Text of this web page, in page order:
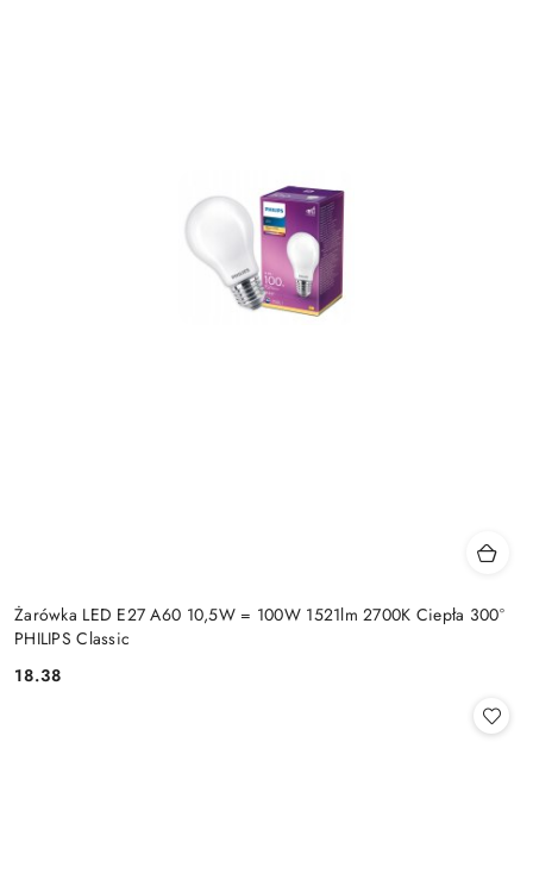
Żarówka LED E27 A60 10,5W = 100W 1521lm 2700K Ciepła 300°
PHILIPS Classic
Cena:
18.38